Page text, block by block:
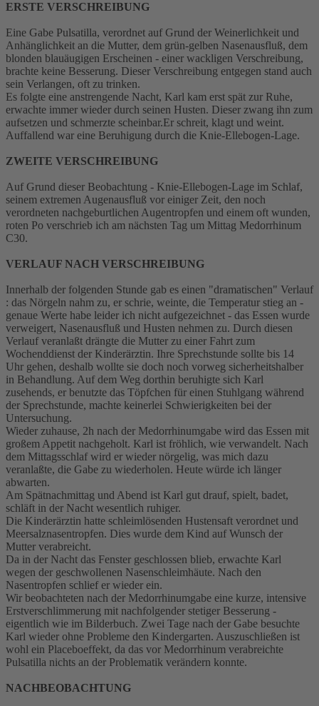
ERSTE VERSCHREIBUNG
Eine Gabe Pulsatilla, verordnet auf Grund der Weinerlichkeit und
Anhänglichkeit an die Mutter, dem grün-gelben Nasenausfluß, dem
blonden blauäugigen Erscheinen - einer wackligen Verschreibung,
brachte keine Besserung. Dieser Verschreibung entgegen stand auch
sein Verlangen, oft zu trinken.
Es folgte eine anstrengende Nacht, Karl kam erst spät zur Ruhe,
erwachte immer wieder durch seinen Husten. Dieser zwang ihn zum
aufsetzen und schmerzte scheinbar.Er schreit, klagt und weint.
Auffallend war eine Beruhigung durch die Knie-Ellebogen-Lage.
ZWEITE VERSCHREIBUNG
Auf Grund dieser Beobachtung - Knie-Ellebogen-Lage im Schlaf,
seinem extremen Augenausfluß vor einiger Zeit, den noch
verordneten nachgeburtlichen Augentropfen und einem oft wunden,
roten Po verschrieb ich am nächsten Tag um Mittag Medorrhinum
C30.
VERLAUF NACH VERSCHREIBUNG
Innerhalb der folgenden Stunde gab es einen "dramatischen" Verlauf
: das Nörgeln nahm zu, er schrie, weinte, die Temperatur stieg an -
genaue Werte habe leider ich nicht aufgezeichnet - das Essen wurde
verweigert, Nasenausfluß und Husten nehmen zu. Durch diesen
Verlauf veranlaßt drängte die Mutter zu einer Fahrt zum
Wochenddienst der Kinderärztin. Ihre Sprechstunde sollte bis 14
Uhr gehen, deshalb wollte sie doch noch vorweg sicherheitshalber
in Behandlung. Auf dem Weg dorthin beruhigte sich Karl
zusehends, er benutzte das Töpfchen für einen Stuhlgang während
der Sprechstunde, machte keinerlei Schwierigkeiten bei der
Untersuchung.
Wieder zuhause, 2h nach der Medorrhinumgabe wird das Essen mit
großem Appetit nachgeholt. Karl ist fröhlich, wie verwandelt. Nach
dem Mittagsschlaf wird er wieder nörgelig, was mich dazu
veranlaßte, die Gabe zu wiederholen. Heute würde ich länger
abwarten.
Am Spätnachmittag und Abend ist Karl gut drauf, spielt, badet,
schläft in der Nacht wesentlich ruhiger.
Die Kinderärztin hatte schleimlösenden Hustensaft verordnet und
Meersalznasentropfen. Dies wurde dem Kind auf Wunsch der
Mutter verabreicht.
Da in der Nacht das Fenster geschlossen blieb, erwachte Karl
wegen der geschwollenen Nasenschleimhäute. Nach den
Nasentropfen schlief er wieder ein.
Wir beobachteten nach der Medorrhinumgabe eine kurze, intensive
Erstverschlimmerung mit nachfolgender stetiger Besserung -
eigentlich wie im Bilderbuch. Zwei Tage nach der Gabe besuchte
Karl wieder ohne Probleme den Kindergarten. Auszuschließen ist
wohl ein Placeboeffekt, da das vor Medorrhinum verabreichte
Pulsatilla nichts an der Problematik verändern konnte.
NACHBEOBACHTUNG